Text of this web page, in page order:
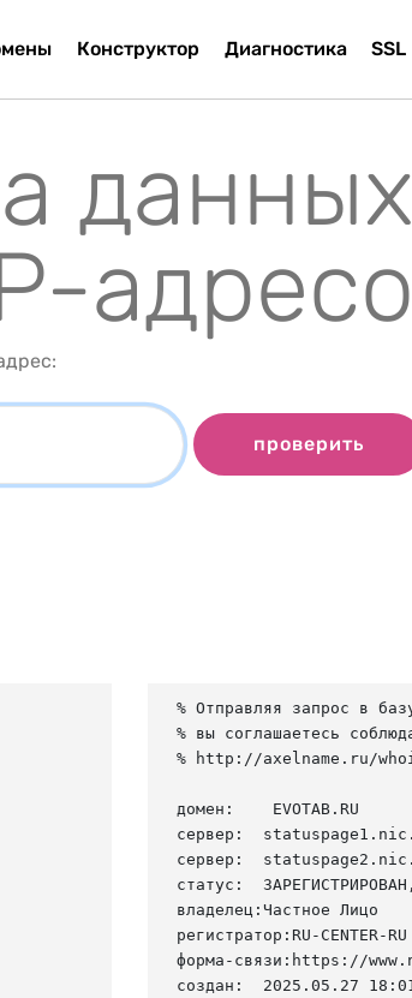
Конструктор Диагностика SSL
данных
проверить
% Отправляя запрос в
% вы соглашаетесь
% http://axelname.ru/
домен:    EVOTAB.RU
сервер:
сервер:
статус:
владелец:Частное Лицо
регистратор:RU-CENTER-RU
форма-связи:https://
создан:  2025.05.27